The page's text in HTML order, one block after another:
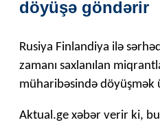
döyüşə göndərir
Rusiya Finlandiya ilə
zamanı saxlanılan
müharibəsində döyüşmək
Aktual.ge xəbər verir ki,